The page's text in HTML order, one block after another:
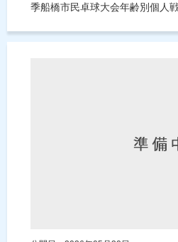
季船橋市民卓球大会年齢別個人